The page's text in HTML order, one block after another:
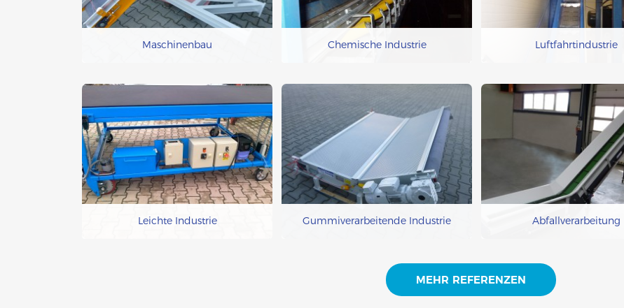
Maschinenbau Chemische Industrie Luftfahrtindustrie
Leichte Industrie Gummiverarbeitende Industrie Abfallverarbeitung
MEHR REFERENZEN